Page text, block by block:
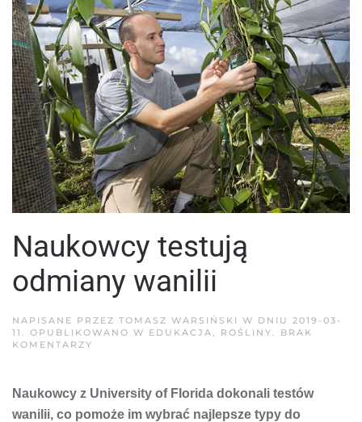
Naukowcy testują
odmiany wanilii
NAPISANE PRZEZ TOMASZ WARSIŃSKI W DNIU 2019-03-
11 . OPUBLIKOWANO W EDUKACJA, ROŚLINY. BRAK
KOMENTARZY
WANILII
Naukowcy z University of Florida dokonali testów
wanilii, co pomoże im wybrać najlepsze typy do